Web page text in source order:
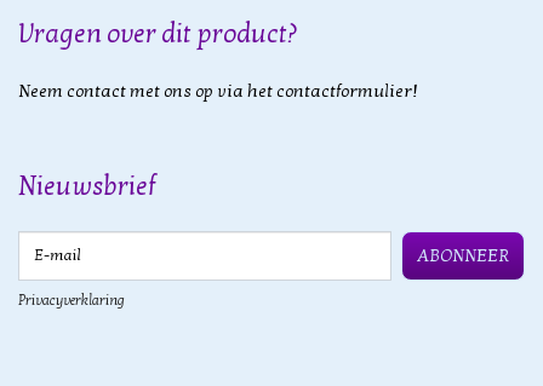
Vragen over dit product?
Neem contact met ons op via het contactformulier!
Nieuwsbrief
ABONNEER
Privacyverklaring